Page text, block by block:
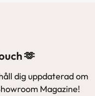
🫶
dig uppdaterad om
Magazine!